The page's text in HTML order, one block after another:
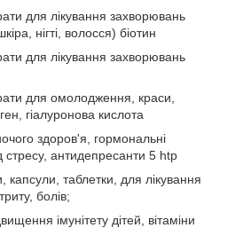
для лікування захворювань
нігті, волосся) біотин
для лікування захворювань
для омолодження, краси,
гіалуронова кислота
здоров'я, гормональні
стресу, антидепресанти 5 htp
капсули, таблетки, для лікування
болів;
імунітету дітей, вітаміни